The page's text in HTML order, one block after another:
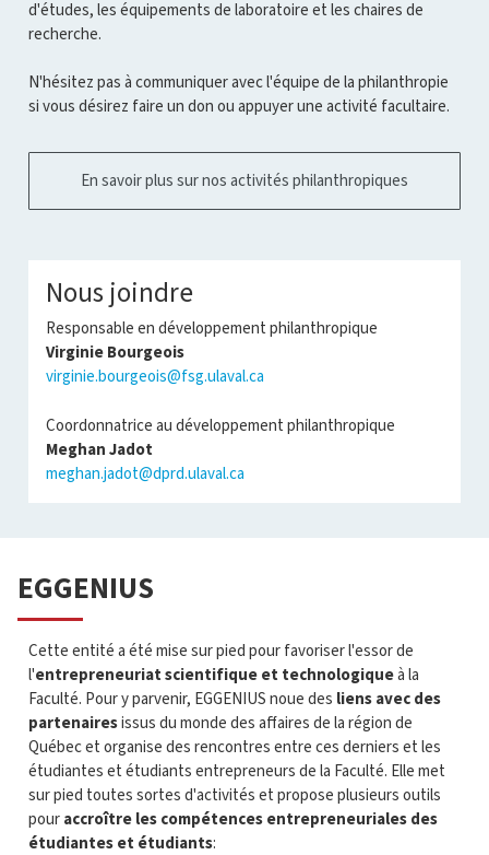
d'études, les équipements de laboratoire et les chaires de
recherche.
N'hésitez pas à communiquer avec l'équipe de la philanthropie
si vous désirez faire un don ou appuyer une activité facultaire.
En savoir plus sur nos activités philanthropiques
Nous joindre
Responsable en développement philanthropique
Virginie Bourgeois
​​​​​​​virginie.bourgeois@fsg.ulaval.ca
Coordonnatrice au développement philanthropique
Meghan Jadot
meghan.jadot@dprd.ulaval.ca
EGGENIUS
Cette entité a été mise sur pied pour favoriser l'essor de
l'entrepreneuriat scientifique et technologiqueà la
Faculté. Pour y parvenir, EGGENIUS noue des liens avec des
partenairesissus du monde des affaires de la région de
Québec et organise des rencontres entre ces derniers et les
étudiantes et étudiants entrepreneurs de la Faculté. Elle met
sur pied toutes sortes d'activités et propose plusieurs outils
pour accroître les compétences entrepreneuriales des
étudiantes et étudiants: